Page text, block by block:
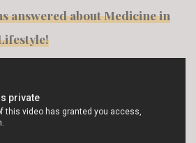
answered about Medicine in